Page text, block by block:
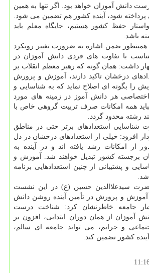
دانش آموزان خواهد بود. اگر تنها به همین
شود، آینده کشور هم تضمین می شود.
حفظ کشور هستیم، جایگاه معلم باید
باشد.
ضمن اشاره به ضرورت تغییر رویکرد
با تفاوت های فردی دانش آموزان در
داشت: همان گونه که رهبر معظم انقلاب بر
درخشان تاکید دارند، آموزش و پرورش
را بگونه ای اصلاح نماید که به شناسایی و
هر دانش آموز در زمینه های مورد
همه امکانات صرف تربیت گروهی خاص با
رشته محدود گردد.
شناسایی استعدادهای برتر حتی در مناطق
افزود: خیلی از استعدادهای درخشان در دل
از امکانات رشد یافته اند و در آینده به
برجسته کشور تبدیل خواهند شد. آموزش و
و پشتیبانی از چنین استعدادهایی برنامه
سیدعلاالدین حسین (ع) در این نشست
و پرورش در تأمین آینده روشن دانش
جامعه خاطرنشان کرد: شناخت درست
آموزان از همان دوران ابتدایی، افزون بر
و جرایم، می تواند جامعه ای سالم،
کشور تضمین کند.